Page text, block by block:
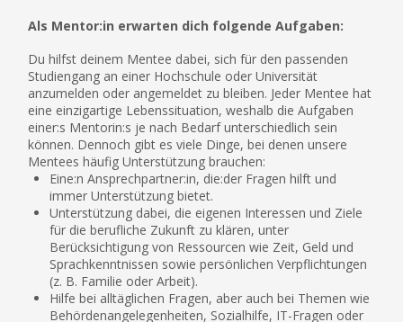
Als Mentor:in erwarten dich folgende Aufgaben:
Du hilfst deinem Mentee dabei, sich für den passenden
Studiengang an einer Hochschule oder Universität
anzumelden oder angemeldet zu bleiben. Jeder Mentee hat
eine einzigartige Lebenssituation, weshalb die Aufgaben
einer:s Mentorin:s je nach Bedarf unterschiedlich sein
können. Dennoch gibt es viele Dinge, bei denen unsere
Mentees häufig Unterstützung brauchen:
Eine:n Ansprechpartner:in, die:der Fragen hilft und
immer Unterstützung bietet.
Unterstützung dabei, die eigenen Interessen und Ziele
für die berufliche Zukunft zu klären, unter
Berücksichtigung von Ressourcen wie Zeit, Geld und
Sprachkenntnissen sowie persönlichen Verpflichtungen
(z. B. Familie oder Arbeit).
Hilfe bei alltäglichen Fragen, aber auch bei Themen wie
Behördenangelegenheiten, Sozialhilfe, IT-Fragen oder